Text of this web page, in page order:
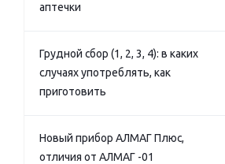
аптечки
Грудной сбор (1, 2, 3, 4): в каких
случаях употреблять, как
приготовить
Новый прибор АЛМАГ Плюс,
отличия от АЛМАГ -01